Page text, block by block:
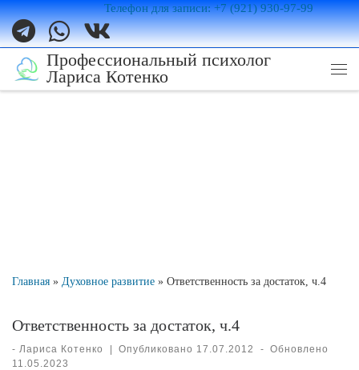
Перейти к содержимому
Телефон для записи: +7 (921) 930-97-99
Профессиональный психолог
Лариса Котенко
Главная » Духовное развитие » Ответственность за достаток, ч.4
Ответственность за достаток, ч.4
- Лариса Котенко Опубликовано 17.07.2012 - Обновлено
11.05.2023